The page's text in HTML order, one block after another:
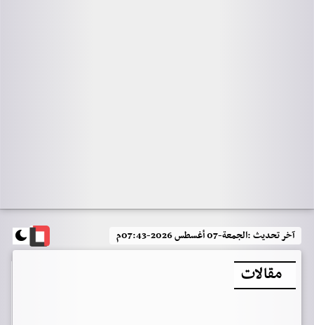
آخر تحديث :الجمعة-07 أغسطس 2026-07:43م
مقالات